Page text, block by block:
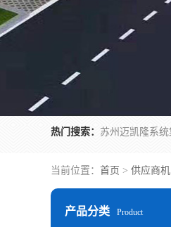
热门搜索：
当前位置： 首页 > 供应商机
产品分类 Product